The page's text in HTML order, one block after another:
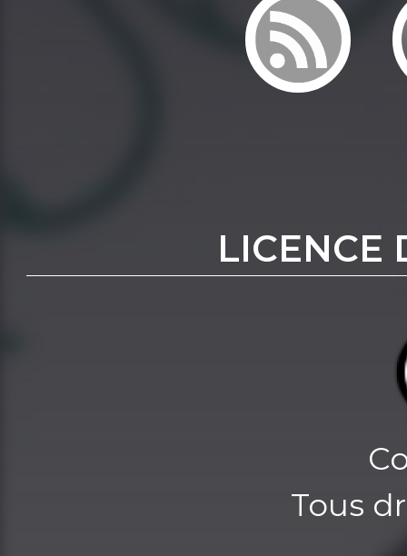
LICENCE
Tous